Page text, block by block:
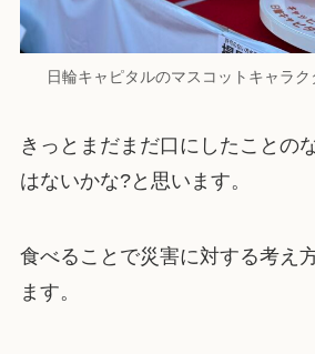
日輪キャピタルのマスコットキャラク
きっとまだまだ口にしたことの
はないかな?と思います。
食べることで災害に対する考え
ます。